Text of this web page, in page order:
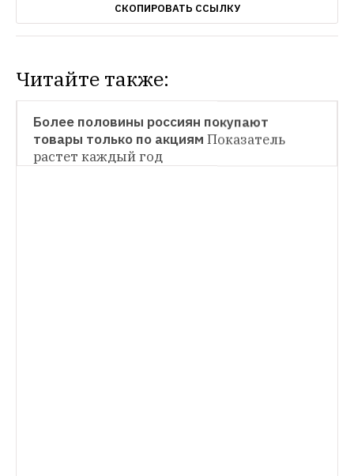
СКОПИРОВАТЬ ССЫЛКУ
Читайте также:
НОВОСТИ
НОВОСТИ
Более половины россиян покупают
товары только по акциям Показатель
растет каждый год